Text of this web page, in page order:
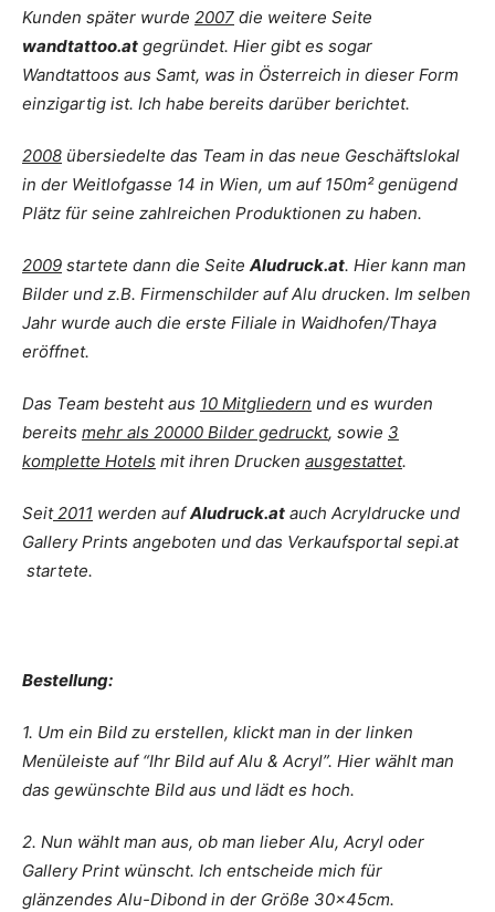
Kunden später wurde 2007 die weitere Seite
wandtattoo.at gegründet. Hier gibt es sogar
Wandtattoos aus Samt, was in Österreich in dieser Form
einzigartig ist. Ich habe bereits darüber berichtet.
2008 übersiedelte das Team in das neue Geschäftslokal
in der Weitlofgasse 14 in Wien, um auf 150m² genügend
Plätz für seine zahlreichen Produktionen zu haben.
2009 startete dann die Seite Aludruck.at. Hier kann man
Bilder und z.B. Firmenschilder auf Alu drucken. Im selben
Jahr wurde auch die erste Filiale in Waidhofen/Thaya
eröffnet.
Das Team besteht aus 10 Mitgliedern und es wurden
bereits mehr als 20000 Bilder gedruckt, sowie 3
komplette Hotels mit ihren Drucken ausgestattet.
Seit2011 werden aufAludruck.at auch Acryldrucke und
Gallery Prints angeboten und das Verkaufsportal sepi.at
startete.
Bestellung:
1. Um ein Bild zu erstellen, klickt man in der linken
Menüleiste auf “Ihr Bild auf Alu & Acryl”. Hier wählt man
das gewünschte Bild aus und lädt es hoch.
2. Nun wählt man aus, ob man lieber Alu, Acryl oder
Gallery Print wünscht. Ich entscheide mich für
glänzendes Alu-Dibond in der Größe 30x45cm.